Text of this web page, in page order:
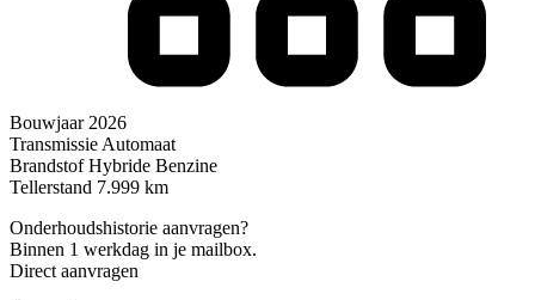
Bouwjaar 2026
Transmissie Automaat
Brandstof Hybride Benzine
Tellerstand 7.999 km
Onderhoudshistorie aanvragen?
Binnen 1 werkdag in je mailbox.
Direct aanvragen